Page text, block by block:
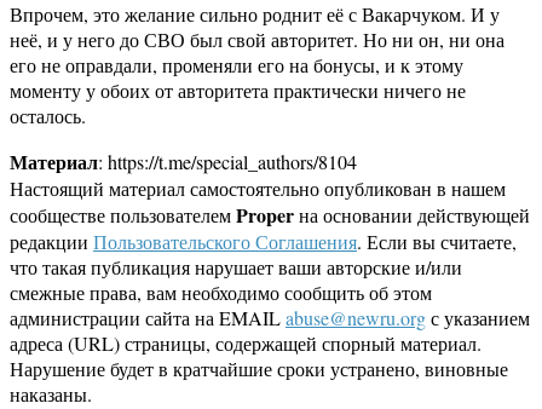
Впрочем, это желание сильно роднит её с Вакарчуком. И у
неё, и у него до СВО был свой авторитет. Но ни он, ни она
его не оправдали, променяли его на бонусы, и к этому
моменту у обоих от авторитета практически ничего не
осталось.
Материал: https://t.me/special_authors/8104
Настоящий материал самостоятельно опубликован в нашем
сообществе пользователемProperна основании действующей
редакции Пользовательского Соглашения. Если вы считаете,
что такая публикация нарушает ваши авторские и/или
смежные права, вам необходимо сообщить об этом
администрации сайта на EMAILabuse@newru.orgс указанием
адреса (URL) страницы, содержащей спорный материал.
Нарушение будет в кратчайшие сроки устранено, виновные
наказаны.